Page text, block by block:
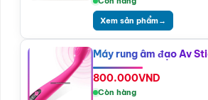
Xem sản phẩm→
Máy rung âm đạo Av
800.000VND
Còn hàng